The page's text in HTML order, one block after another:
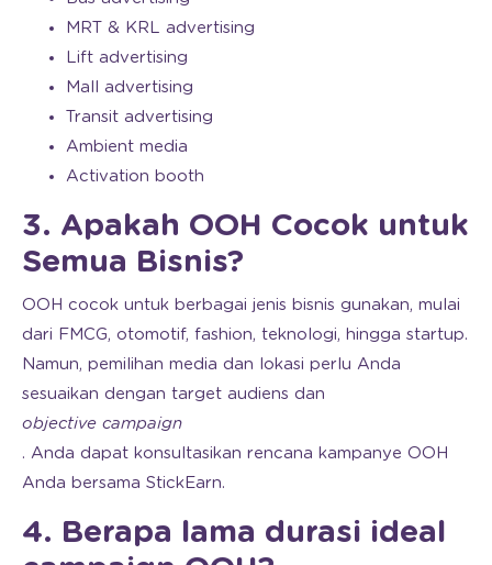
MRT & KRL advertising
Lift advertising
Mall advertising
Transit advertising
Ambient media
Activation booth
3. Apakah OOH Cocok untuk
Semua Bisnis?
OOH cocok untuk berbagai jenis bisnis gunakan, mulai
dari FMCG, otomotif, fashion, teknologi, hingga startup.
Namun, pemilihan media dan lokasi perlu Anda
sesuaikan dengan target audiens dan
objective campaign
. Anda dapat konsultasikan rencana kampanye OOH
Anda bersama StickEarn.
4. Berapa lama durasi ideal